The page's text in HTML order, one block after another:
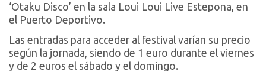
‘Otaku Disco’ en la sala Loui Loui Live Estepona, en
el Puerto Deportivo.
Las entradas para acceder al festival varían su precio
según la jornada, siendo de 1 euro durante el viernes
y de 2 euros el sábado y el domingo.